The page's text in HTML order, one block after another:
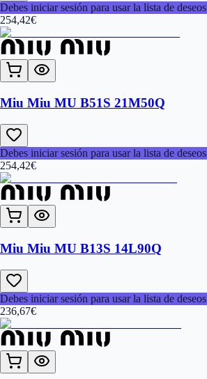
Debes iniciar sesión para usar la lista de deseos
254,42€
Miu Miu MU B51S 21M50Q
Debes iniciar sesión para usar la lista de deseos
254,42€
Miu Miu MU B13S 14L90Q
Debes iniciar sesión para usar la lista de deseos
236,67€